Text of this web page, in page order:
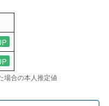
場合の本人推定値